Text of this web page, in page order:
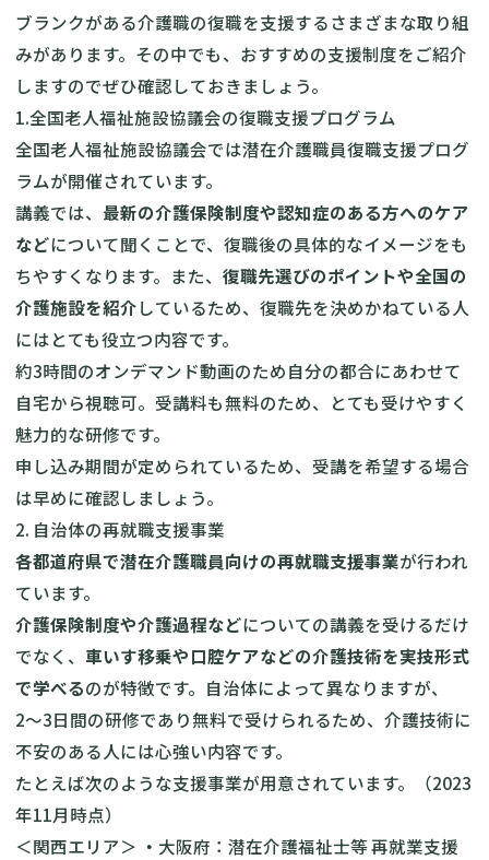
ブランクがある介護職の復職を支援するさまざまな取り組
みがあります。その中でも、おすすめの支援制度をご紹介
しますのでぜひ確認しておきましょう。
1.全国老人福祉施設協議会の復職支援プログラム
全国老人福祉施設協議会では潜在介護職員復職支援プログ
ラムが開催されています。
講義では、 最新の介護保険制度や認知症のある方へのケア
などについて聞くことで、復職後の具体的なイメージをも
ちやすくなります。また、 復職先選びのポイントや全国の
介護施設を紹介しているため、復職先を決めかねている人
にはとても役立つ内容です。
約3時間のオンデマンド動画のため自分の都合にあわせて
自宅から視聴可。受講料も無料のため、とても受けやすく
魅力的な研修です。
申し込み期間が定められているため、受講を希望する場合
は早めに確認しましょう。
2. 自治体の再就職支援事業
各都道府県で潜在介護職員向けの再就職支援事業が行われ
ています。
介護保険制度や介護過程などについての講義を受けるだけ
でなく、 車いす移乗や口腔ケアなどの介護技術を実技形式
で学べるのが特徴です。自治体によって異なりますが、
2〜3日間の研修であり無料で受けられるため、介護技術に
不安のある人には心強い内容です。
たとえば次のような支援事業が用意されています。（2023
年11月時点）
＜関西エリア＞ ・ 大阪府： 潜在介護福祉士等 再就業支援